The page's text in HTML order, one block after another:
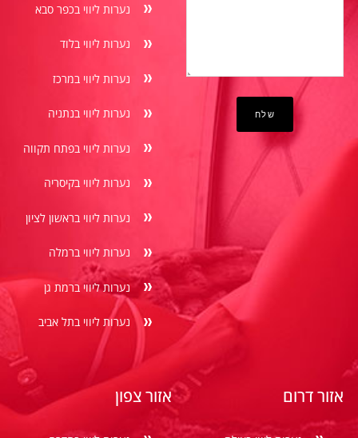
נערות ליווי בכפר סבא
נערות ליווי בלוד
נערות ליווי במרכז
נערות ליווי בנתניה
נערות ליווי בפתח תקווה
נערות ליווי בקיסריה
נערות ליווי בראשון לציון
נערות ליווי ברמלה
נערות ליווי ברמת גן
נערות ליווי בתל אביב
אזור דרום אזור צפון